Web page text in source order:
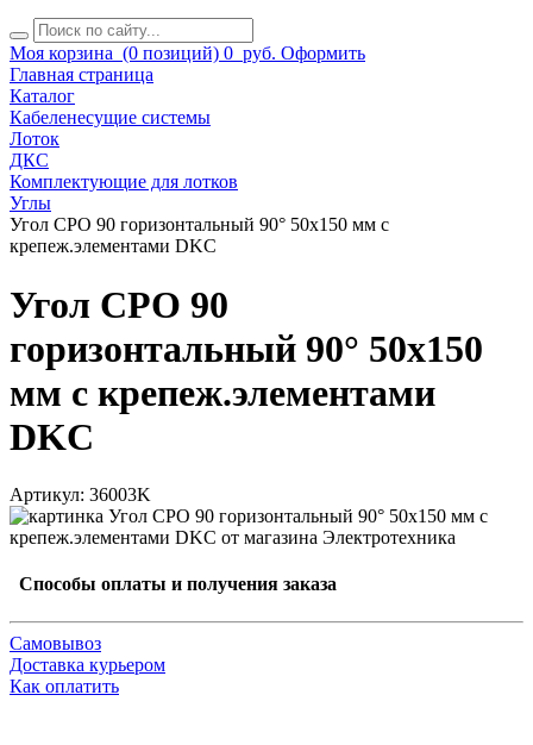
Моя корзина (0 позиций) 0 руб. Оформить
Главная страница
Каталог
Кабеленесущие системы
Лоток
ДКС
Комплектующие для лотков
Углы
Угол CPO 90 горизонтальный 90° 50х150 мм с
крепеж.элементами DKC
Угол CPO 90
горизонтальный 90° 50х150
мм с крепеж.элементами
DKC
Артикул: 36003K
Способы оплаты и получения заказа
Самовывоз
Доставка курьером
Как оплатить